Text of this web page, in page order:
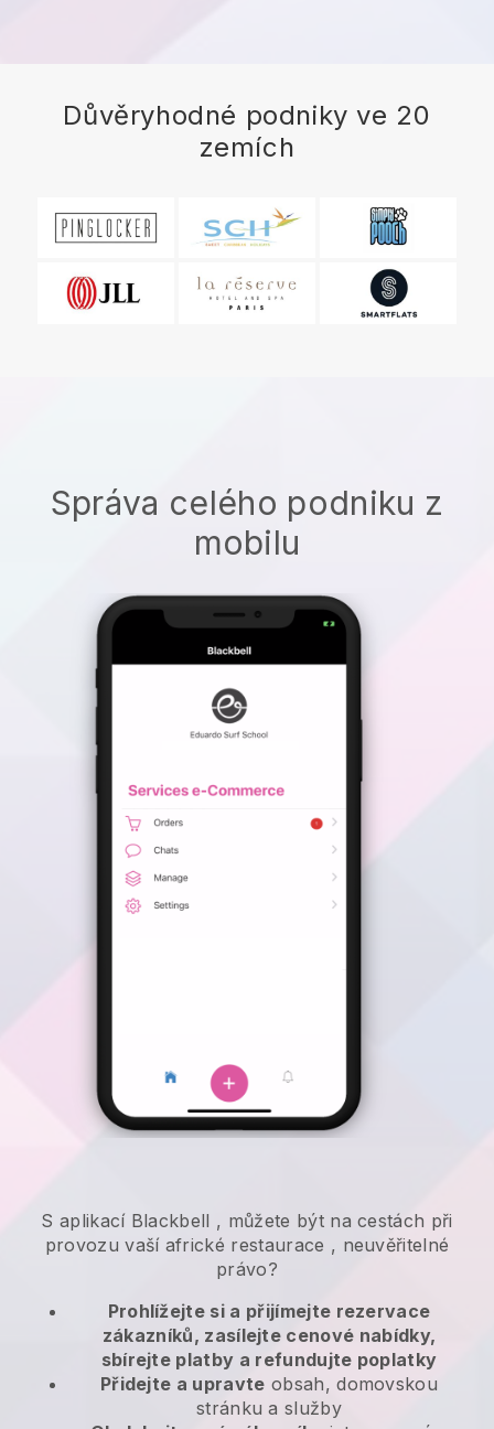
Důvěryhodné podniky ve 20
zemích
Správa celého podniku z
mobilu
S aplikací Blackbell , můžete být na cestách při
provozu vaší africké restaurace , neuvěřitelné
právo?
Prohlížejte si a přijímejte rezervace
zákazníků, zasílejte cenové nabídky,
sbírejte platby a refundujte poplatky
Přidejte a upravte obsah, domovskou
stránku a služby